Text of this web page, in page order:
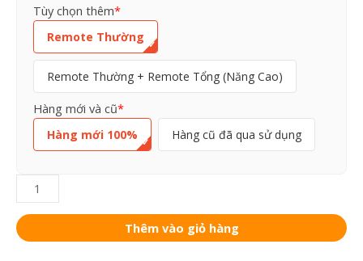
*
Tùy chọn thêm
Remote Thường
Remote Thường + Remote Tổng (Năng Cao)
*
Hàng mới và cũ
Hàng mới 100% Hàng cũ đã qua sử dụng
Thêm vào giỏ hàng